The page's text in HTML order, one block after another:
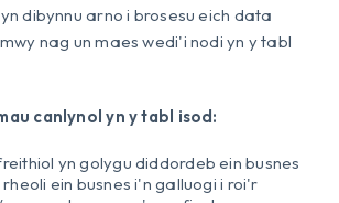
dibynnu arno i brosesu eich data
nag un maes wedi'i nodi yn y tabl
canlynol yn y tabl isod:
yn golygu diddordeb ein busnes
ein busnes i'n galluogi i roi'r